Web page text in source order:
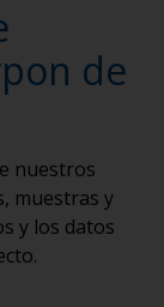
de
nuestros
muestras y
y los datos